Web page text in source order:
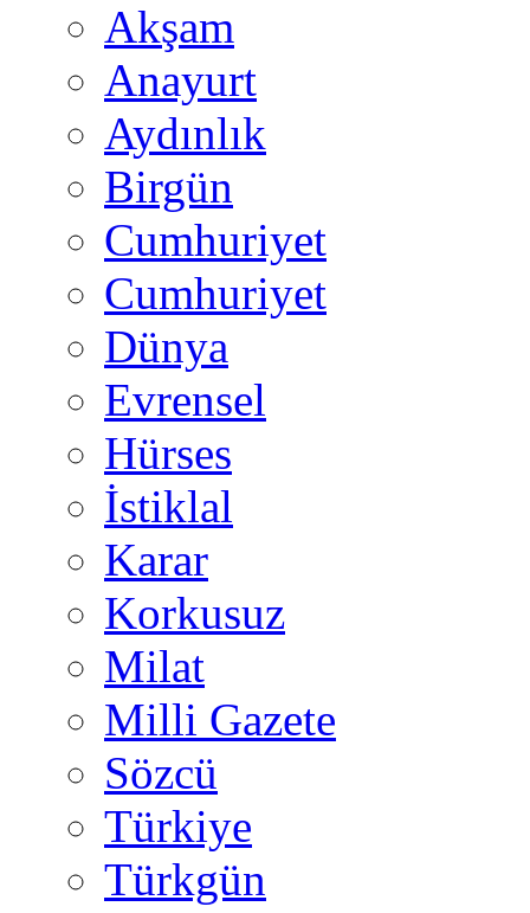
Akşam
Anayurt
Aydınlık
Birgün
Cumhuriyet
Cumhuriyet
Dünya
Evrensel
Hürses
İstiklal
Karar
Korkusuz
Milat
Milli Gazete
Sözcü
Türkiye
Türkgün